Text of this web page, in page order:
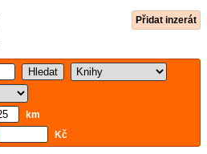
Přidat inzerát
km
Kč